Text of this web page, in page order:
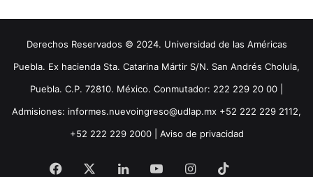
Derechos Reservados © 2024. Universidad de las Américas
Puebla. Ex hacienda Sta. Catarina Mártir S/N. San Andrés Cholula,
Puebla. C.P. 72810. México. Conmutador: 222 229 20 00 |
Admisiones: informes.nuevoingreso@udlap.mx +52 222 229 2112,
+52 222 229 2000 | Aviso de privacidad
Facebook LinkedInYouTubeInstagram